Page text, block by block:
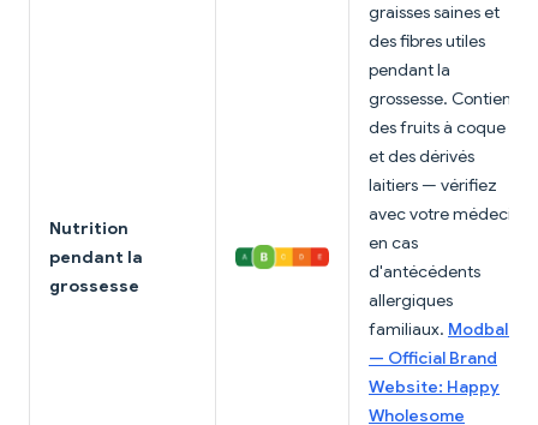
Nutrition
pendant la
grossesse
graisses saines et
des fibres utiles
pendant la
grossesse. Contient
des fruits à coque
et des dérivés
laitiers — vérifiez
avec votre médecin
en cas
d'antécédents
allergiques
familiaux. Modballs
— Official Brand
Website: Happy
Wholesome